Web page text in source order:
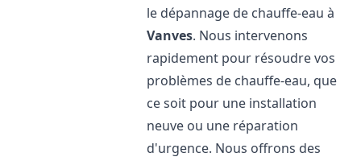
le dépannage de chauffe-eau à
Vanves. Nous intervenons
rapidement pour résoudre vos
problèmes de chauffe-eau, que
ce soit pour une installation
neuve ou une réparation
d'urgence. Nous offrons des